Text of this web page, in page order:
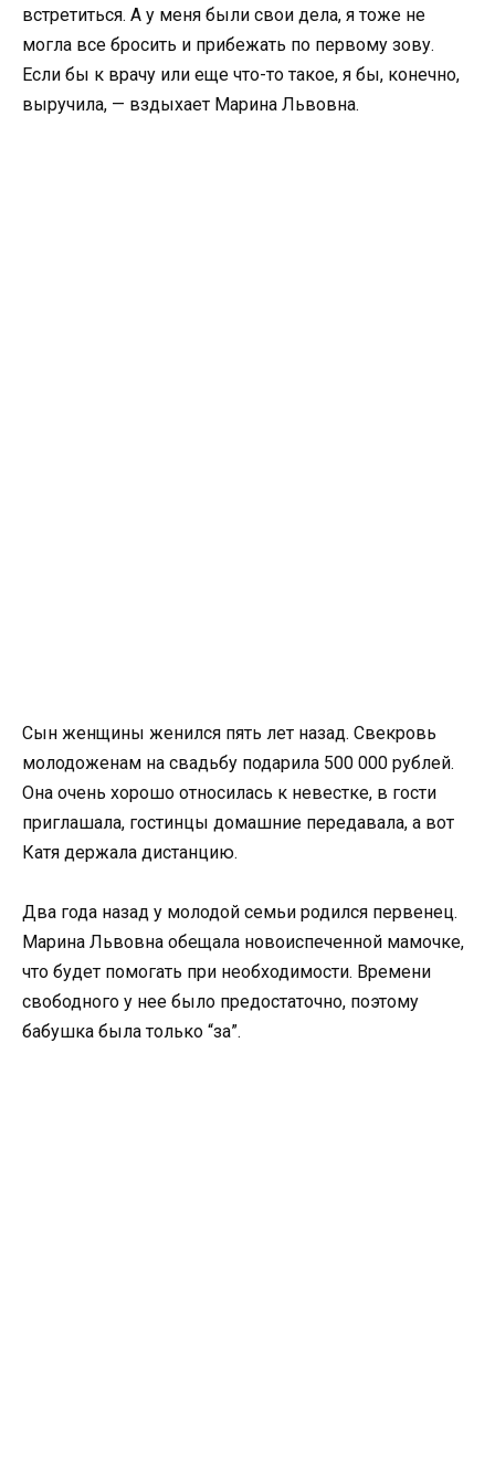
встретиться. А у меня были свои дела, я тоже не
могла все бросить и прибежать по первому зову.
Если бы к врачу или еще что-то такое, я бы, конечно,
выручила, — вздыхает Марина Львовна.
Сын женщины женился пять лет назад. Свекровь
молодоженам на свадьбу подарила 500 000 рублей.
Она очень хорошо относилась к невестке, в гости
приглашала, гостинцы домашние передавала, а вот
Катя держала дистанцию.
Два года назад у молодой семьи родился первенец.
Марина Львовна обещала новоиспеченной мамочке,
что будет помогать при необходимости. Времени
свободного у нее было предостаточно, поэтому
бабушка была только “за”.